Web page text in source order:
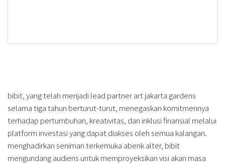
bibit, yang telah menjadi lead partner art jakarta gardens
selama tiga tahun berturut-turut, menegaskan komitmennya
terhadap pertumbuhan, kreativitas, dan inklusi finansial melalui
platform investasi yang dapat diakses oleh semua kalangan.
menghadirkan seniman terkemuka abenk alter, bibit
mengundang audiens untuk memproyeksikan visi akan masa